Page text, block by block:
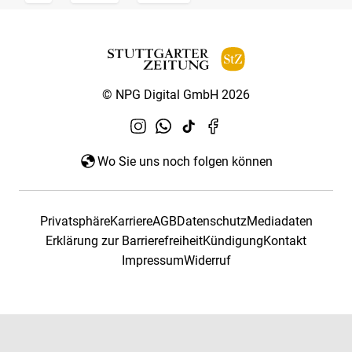
© NPG Digital GmbH 2026
Wo Sie uns noch folgen können
PrivatsphäreKarriereAGBDatenschutzMediadaten
Erklärung zur BarrierefreiheitKündigungKontakt
ImpressumWiderruf